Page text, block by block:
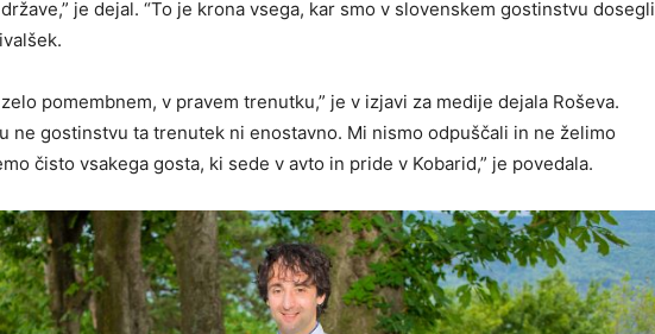
je dejal. “To je krona vsega, kar smo v slovenskem gostinstvu dosegli
pomembnem, v pravem trenutku,” je v izjavi za medije dejala Roševa.
ne gostinstvu ta trenutek ni enostavno. Mi nismo odpuščali in ne želimo
čisto vsakega gosta, ki sede v avto in pride v Kobarid,” je povedala.